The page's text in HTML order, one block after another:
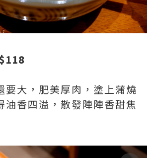
要大，肥美厚肉，塗上蒲燒
油香四溢，散發陣陣香甜焦